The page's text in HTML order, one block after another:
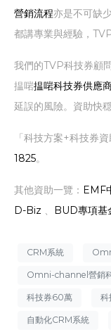
營銷流程亦是不可缺
都講專業與經驗，
我們的TVP科技券顧
揾啱揾啱科技券供應
延誤的風險。資助快
「科技方案+科技券
1825。
其他資助一覽： EMF
D-Biz 、 BUD專項基
CRM系統
Omni-channel營銷
科技券60萬 科
自動化CRM系統